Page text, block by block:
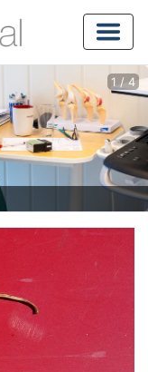
1 / 4